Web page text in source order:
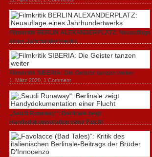
Filmkritik BERLIN ALEXANDERPLATZ: Neuauflage
eines Jahrhundertwerks
Filmkritik SIBERIA: Die Geister tanzen weiter
1. März 2020, 1 Comment
„Saudi Runaway“: Berlinale zeigt
Handydokumentation einer Flucht